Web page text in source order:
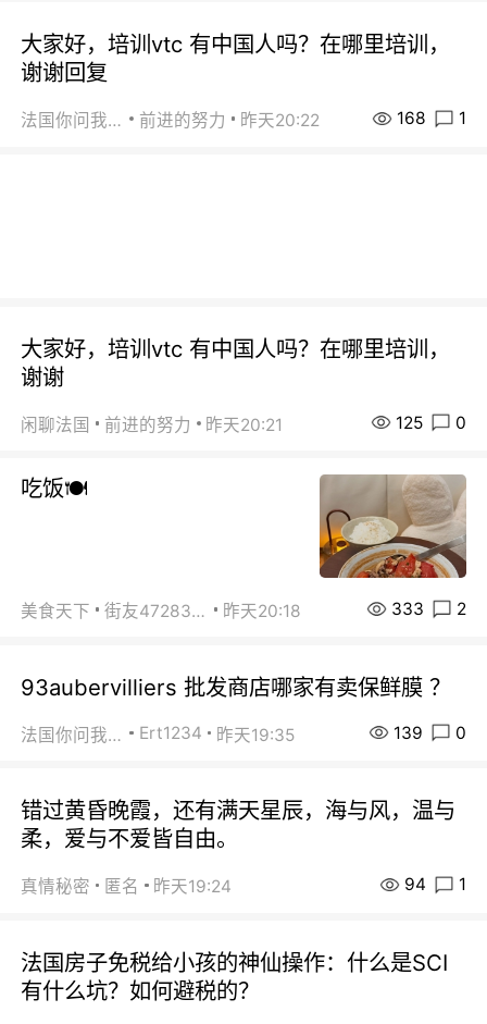
大家好，培训vtc 有中国人吗？在哪里培训，
谢谢回复
法国你问我答 前进的努力 昨天20:22 168 1
大家好，培训vtc 有中国人吗？在哪里培训，
谢谢
闲聊法国 前进的努力 昨天20:21 125 0
吃饭🍽️
美食天下 街友472838572 昨天20:18 333 2
93aubervilliers 批发商店哪家有卖保鲜膜 ？
法国你问我答 Ert1234 昨天19:35 139 0
错过黄昏晚霞，还有满天星辰，海与风，温与
柔，爱与不爱皆自由。
真情秘密 匿名 昨天19:24 94 1
法国房子免税给小孩的神仙操作：什么是SCI
有什么坑？如何避税的？